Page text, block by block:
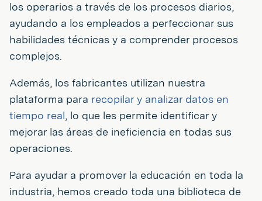
los operarios a través de los procesos diarios,
ayudando a los empleados a perfeccionar sus
habilidades técnicas y a comprender procesos
complejos.
Además, los fabricantes utilizan nuestra
plataforma para recopilar y analizar datos en
tiempo real, lo que les permite identificar y
mejorar las áreas de ineficiencia en todas sus
operaciones.
Para ayudar a promover la educación en toda la
industria, hemos creado toda una biblioteca de